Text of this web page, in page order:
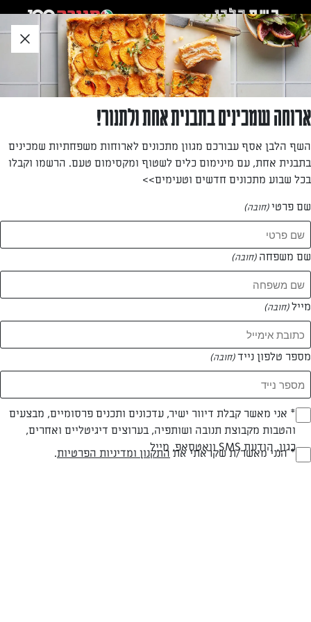
לאזור
תוכן
תחתון
בניטה אלקון בייטנר
—
המתכונים של בניטה אלקון בייטנר
0 מתכונים
המאמרים של בניטה אלקון בייטנר
0 מאמרים
ארוחה שמכינים בתבנית אחת ולתנור!
השף הלבן אסף עבורכם מגוון מתכונים לארוחות משפחתיות שמכינים
בתבנית אחת, עם מינימום כלים לשטוף ומקסימום טעם. הרשמו וקבלו
בכל שבוע מתכונים חדשים וטעימים>>
שם פרטי(חובה)
שם משפחה (חובה)
מייל(חובה)
מספר טלפון נייד(חובה)
(חובה)* אני מאשר קבלת דיוור ישיר, עדכונים ותכנים פרסומיים, מבצעים
והטבות מקבוצת תנובה ושותפיה, בערוצים דיגיטליים ואחרים,
כגון, הודעת SMS וואטסאפ, מייל(חובה)* הנני מאשר/ת שקראתי את התקנון ומדיניות הפרטיות.